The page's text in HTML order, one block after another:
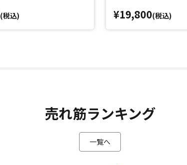
(税込) ¥19,800(税込)
売れ筋ランキング
一覧へ